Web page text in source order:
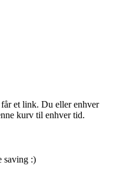
et link. Du eller enhver
kurv til enhver tid.
saving :)